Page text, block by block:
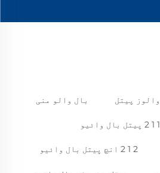
والوز پیتل بال والو منی
1 1 2 پیتل بال وائیو
2 1 2 انچ پیتل بال وائیو